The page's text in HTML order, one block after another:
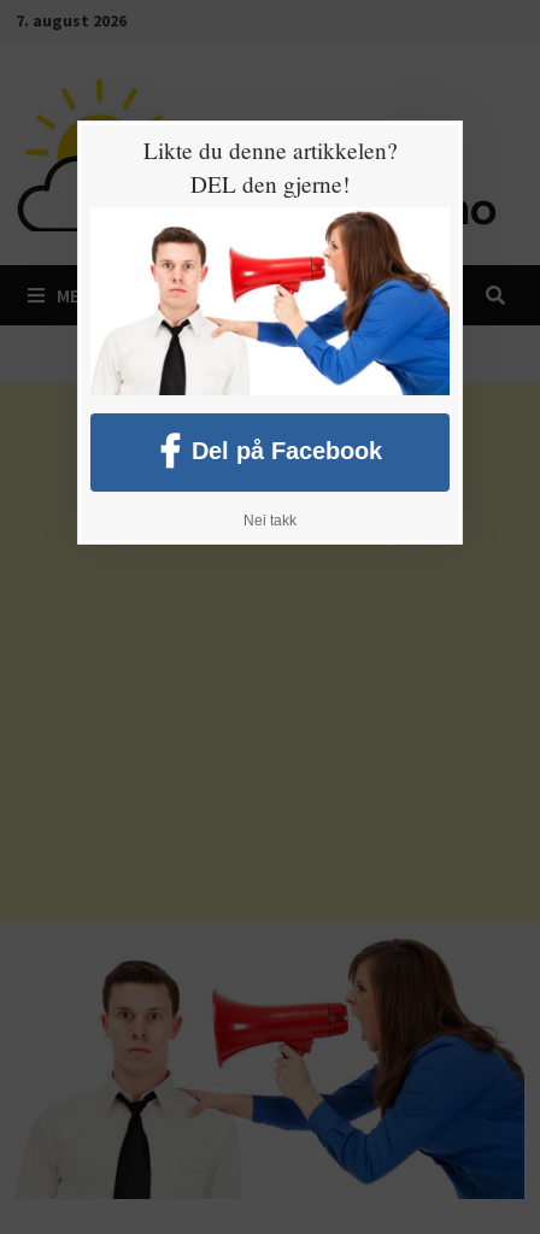
Gå7. august 2026
MENY
Likte du denne artikkelen?
DEL den gjerne!
Del på Facebook
Nei takk